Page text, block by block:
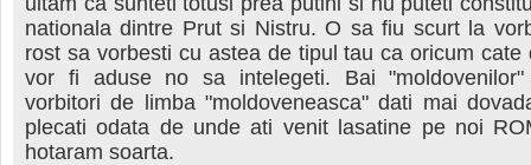
nationala dintre Prut si Nistru. O sa fiu scurt la
rost sa vorbesti cu astea de tipul tau ca oricum cate
vor fi aduse no sa intelegeti. Bai
vorbitori de limba "moldoveneasca" dati mai
plecati odata de unde ati venit lasatine pe noi
hotaram soarta.